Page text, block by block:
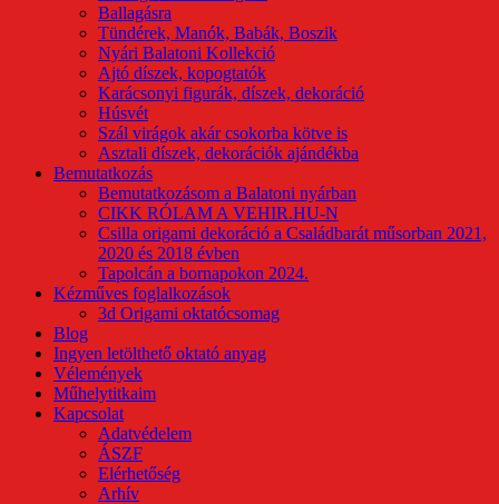
Ballagásra
Tündérek, Manók, Babák, Boszik
Nyári Balatoni Kollekció
Ajtó díszek, kopogtatók
Karácsonyi figurák, díszek, dekoráció
Húsvét
Szál virágok akár csokorba kötve is
Asztali díszek, dekorációk ajándékba
Bemutatkozás
Bemutatkozásom a Balatoni nyárban
CIKK RÓLAM A VEHIR.HU-N
Csilla origami dekoráció a Családbarát műsorban 2021,
2020 és 2018 évben
Tapolcán a bornapokon 2024.
Kézműves foglalkozások
3d Origami oktatócsomag
Blog
Ingyen letölthető oktató anyag
Vélemények
Műhelytitkaim
Kapcsolat
Adatvédelem
ÁSZF
Elérhetőség
Arhív